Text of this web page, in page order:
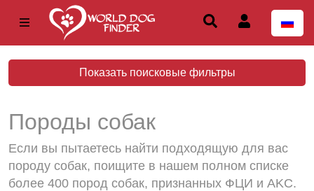
Показать поисковые фильтры
Породы собак
Если вы пытаетесь найти подходящую для вас
породу собак, поищите в нашем полном списке
более 400 пород собак, признанных ФЦИ и AKC.